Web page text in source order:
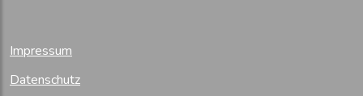
Impressum
Datenschutz